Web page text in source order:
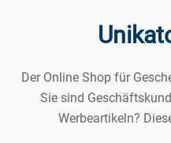
Der Online Shop für
Sie sind
Werbeartikeln?